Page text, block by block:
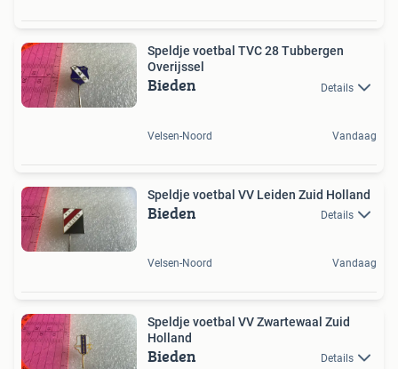
Speldje voetbal TVC 28 Tubbergen
Overijssel
Bieden Details
Velsen-Noord Vandaag
Speldje voetbal VV Leiden Zuid Holland
Bieden Details
Velsen-Noord Vandaag
Speldje voetbal VV Zwartewaal Zuid
Holland
Bieden Details